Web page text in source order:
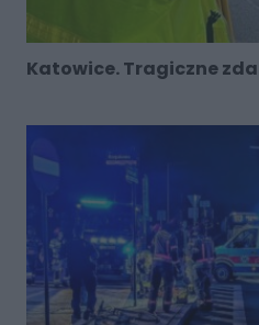
Katowice. Tragiczne